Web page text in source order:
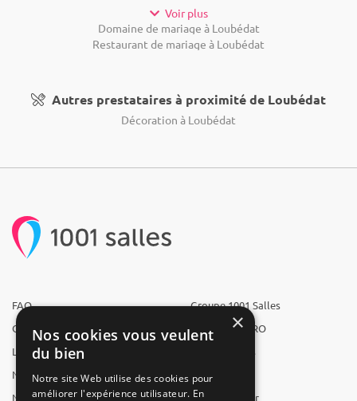
Voir plus
Domaine de mariage à Loubédat
Restaurant de mariage à Loubédat
Autres prestataires à proximité de Loubédat
Décoration à Loubédat
FAQ
Qui sommes-nous ?
L'équipe
Nous recrutons
Nos partenaires
Groupe 1001 Salles
1001 Salles PRO
1001 Traiteurs
1001 Artistes
Reserverunbar
×
Nos cookies vous veulent
du bien
Notre site Web utilise des cookies pour
améliorer l'expérience utilisateur. En